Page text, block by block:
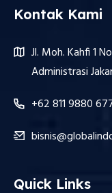
Kontak Kami
Jl. Moh. Kahfi 1
Administrasi
+62 811 9880
Quick Links